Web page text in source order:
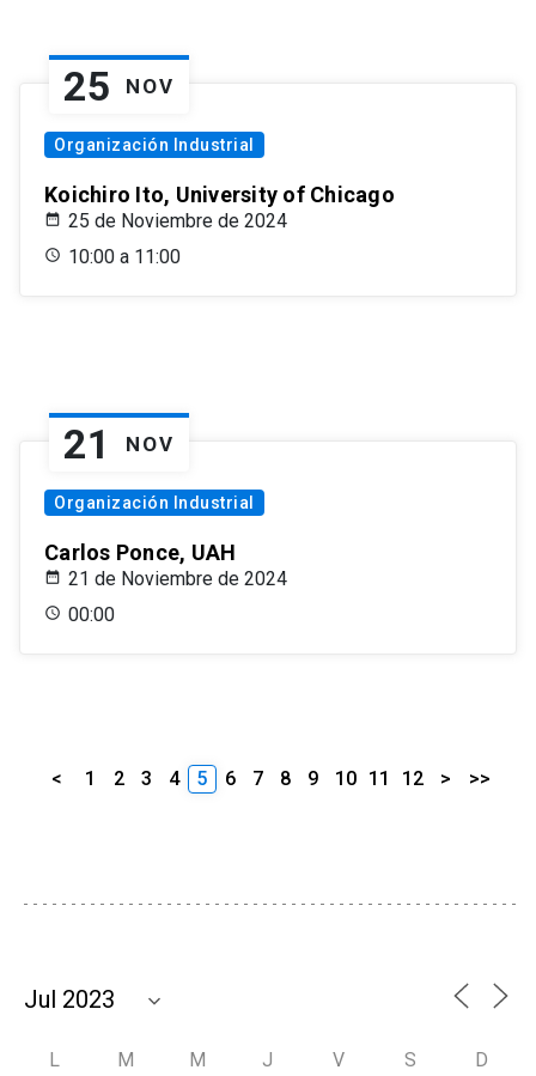
25 NOV
Organización Industrial
Koichiro Ito, University of Chicago
25 de Noviembre de 2024
10:00 a 11:00
21 NOV
Organización Industrial
Carlos Ponce, UAH
21 de Noviembre de 2024
00:00
< 1 2 3 4 5 6 7 8 9 10 11 12 > >>
L M M J V S D